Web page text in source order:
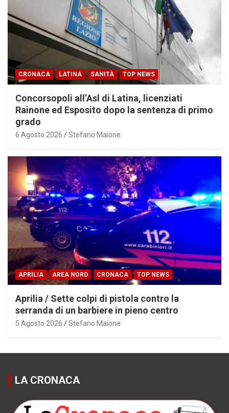
CRONACA LATINA SANITÀ TOP NEWS
Concorsopoli all’Asl di Latina, licenziati
Rainone ed Esposito dopo la sentenza di primo
grado
6 Agosto 2026 Stefano Maione
APRILIA AREA NORD CRONACA TOP NEWS
Aprilia / Sette colpi di pistola contro la
serranda di un barbiere in pieno centro
5 Agosto 2026 Stefano Maione
LA CRONACA